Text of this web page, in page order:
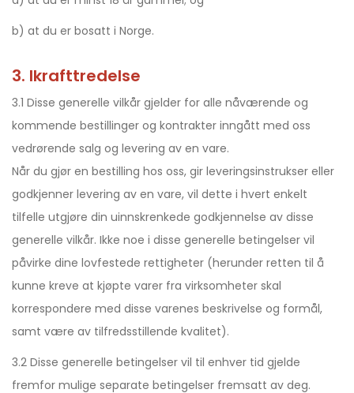
b) at du er bosatt i Norge.
3. Ikrafttredelse
3.1 Disse generelle vilkår gjelder for alle nåværende og
kommende bestillinger og kontrakter inngått med oss
vedrørende salg og levering av en vare.
Når du gjør en bestilling hos oss, gir leveringsinstrukser eller
godkjenner levering av en vare, vil dette i hvert enkelt
tilfelle utgjøre din uinnskrenkede godkjennelse av disse
generelle vilkår. Ikke noe i disse generelle betingelser vil
påvirke dine lovfestede rettigheter (herunder retten til å
kunne kreve at kjøpte varer fra virksomheter skal
korrespondere med disse varenes beskrivelse og formål,
samt være av tilfredsstillende kvalitet).
3.2 Disse generelle betingelser vil til enhver tid gjelde
fremfor mulige separate betingelser fremsatt av deg.